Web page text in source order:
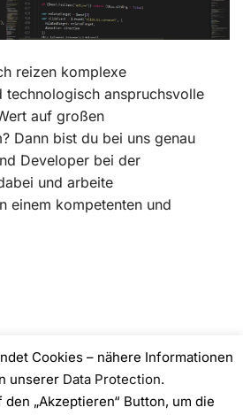
reizen komplexe
technologisch anspruchsvolle
auf großen
Dann bist du bei uns genau
Developer bei der
und arbeite
einem kompetenten und
Cookies – nähere Informationen
unserer Data Protection.
„Akzeptieren“ Button, um die